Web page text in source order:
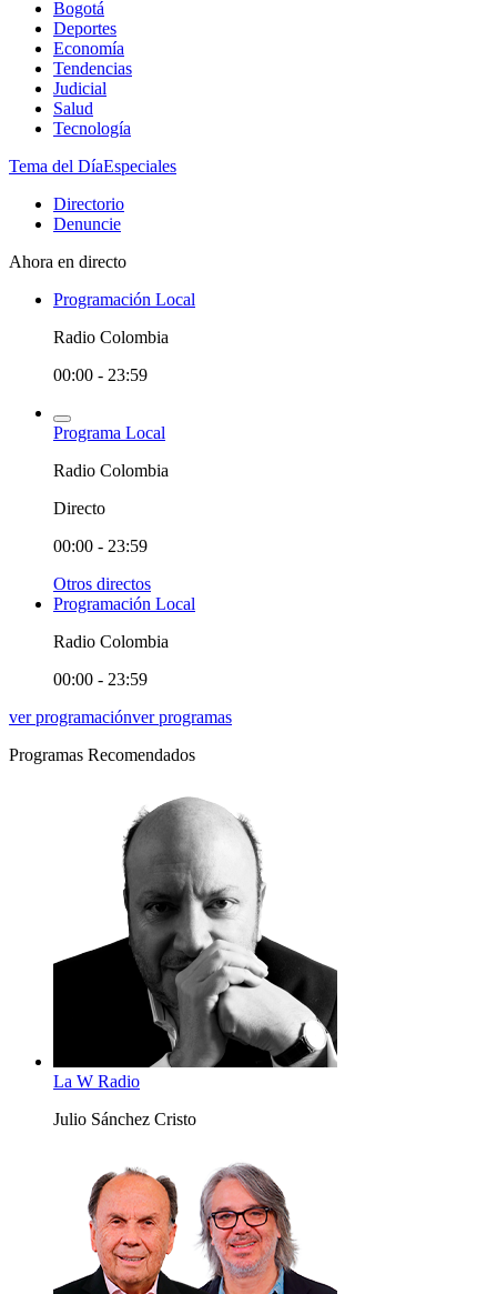
Bogotá
Deportes
Economía
Tendencias
Judicial
Salud
Tecnología
Tema del DíaEspeciales
Directorio
Denuncie
Ahora en directo
Programación Local
Radio Colombia
00:00 - 23:59
Programa Local
Radio Colombia
Directo
00:00 - 23:59
Otros directos
Programación Local
Radio Colombia
00:00 - 23:59
ver programaciónver programas
Programas Recomendados
La W Radio
Julio Sánchez Cristo